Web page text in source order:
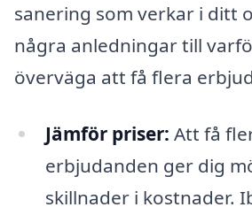
sanering som verkar i ditt
några anledningar till
överväga att få flera
Jämför priser: Att få
erbjudanden ger dig
skillnader i kostnader.